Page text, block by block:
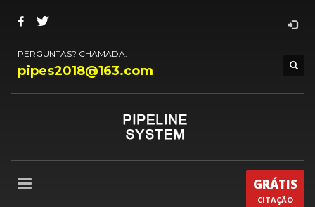
PERGUNTAS? CHAMADA:
pipes2018@163.com
GRÁTIS
CITAÇÃO